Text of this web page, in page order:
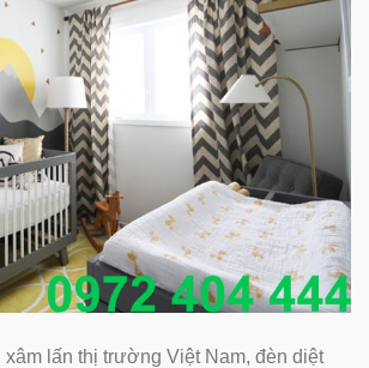
lấn thị trường Việt Nam, đèn diệt